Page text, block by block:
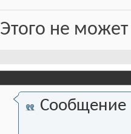
Этого не
Сообщение